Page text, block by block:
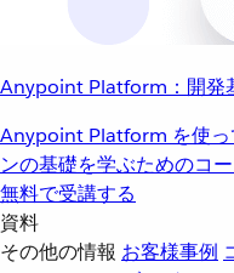
Anypoint Platform：開発
Anypoint Platform を使っ
ンの基礎を学ぶためのコ
無料で受講する
資料
その他の情報 お客様事例